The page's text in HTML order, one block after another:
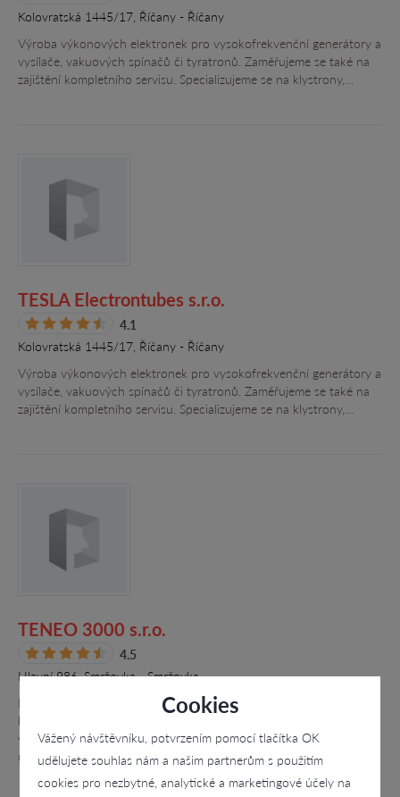
Cookies
Vážený návštěvníku, potvrzením pomocí tlačítka OK
udělujete souhlas nám a našim partnerům s použitím
cookies pro nezbytné, analytické a marketingové účely na
Kolovratská 1445/17, Říčany - Říčany
Výroba výkonových elektronek pro vysokofrekvenční generátory a
vysílače, vakuových spínačů či tyratronů. Zaměřujeme se také na
zajištění kompletního servisu. Specializujeme se na klystrony,…
TESLA Electrontubes s.r.o.
4.1
Kolovratská 1445/17, Říčany - Říčany
Výroba výkonových elektronek pro vysokofrekvenční generátory a
vysílače, vakuových spínačů či tyratronů. Zaměřujeme se také na
zajištění kompletního servisu. Specializujeme se na klystrony,…
TENEO 3000 s.r.o.
4.5
Hlavní 986, Smržovka - Smržovka
Firma se zaměřuje na soustružení a montování elektrických
kruhových konektorů, komponent, kabelových svazků a spínačů s
vysokou mechanickou odolností. Naše výrobky nacházejí
uplatnění v těžební,…